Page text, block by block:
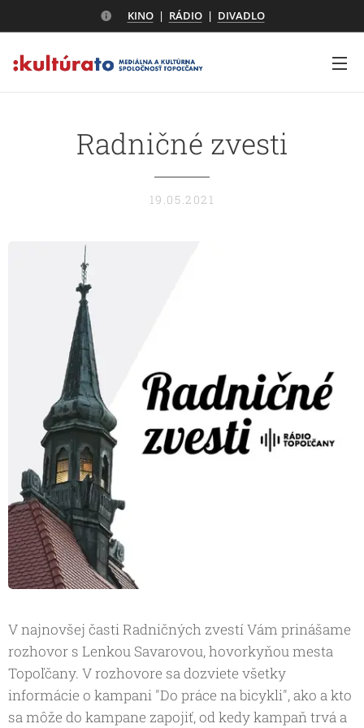
KINO| RÁDIO| DIVADLO
Radničné zvesti
19.05.2021
V najnovšej časti Radničných zvestí Vám prinášame
rozhovor s Lenkou Savarovou, hovorkyňou mesta
Topoľčany. V rozhovore sa dozviete všetky
informácie o kampani "Do práce na bicykli", ako a kto
sa môže do kampane zapojiť, od kedy kampaň trvá a